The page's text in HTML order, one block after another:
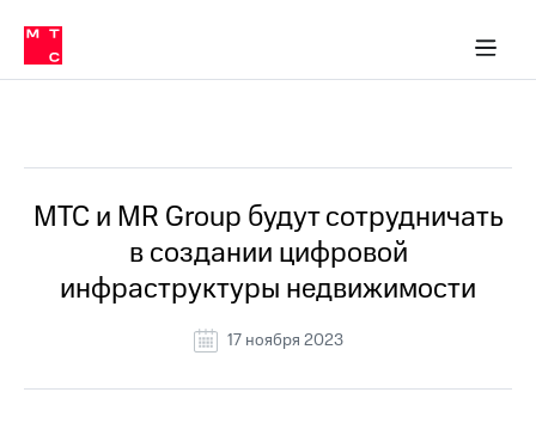
Медиа-центр
и акционерам
Устойчивое развитие
Комплаенс и деловая этика
компании
Карьера
История
компании
Руководство
информация
в МТС
Пресс-
релизы
МТС
о технологиях
МТС и MR Group будут сотрудничать
в создании цифровой
инфраструктуры недвижимости
17 ноября 2023